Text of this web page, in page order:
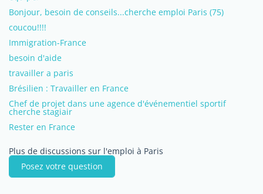
Bonjour, besoin de conseils...cherche emploi Paris (75)
coucou!!!!
Immigration-France
besoin d'aide
travailler a paris
Brésilien : Travailler en France
Chef de projet dans une agence d'événementiel sportif
cherche stagiair
Rester en France
Plus de discussions sur l'emploi à Paris
Posez votre question